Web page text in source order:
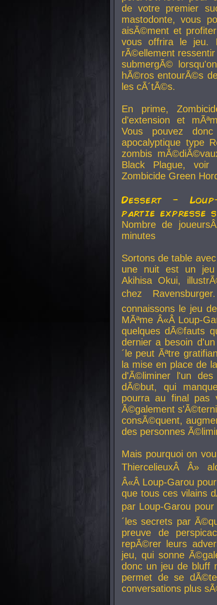
de votre premier
mastodonte, vous
aisÃ©ment et
vous offrira le jeu.
rÃ©ellement
submergÃ©
hÃ©ros entourÃ©s
les cÃ´tÃ©s.
En prime,
d'extension et
Vous pouvez
apocalyptique type
zombis
Black Plague,
Zombicide Green
Dessert -
partie expresse
Nombre de
minutes
Sortons de table
une nuit est un
Akihisa Okui,
chez
connaissons le jeu
MÃªme Â«Â Loup-
quelques dÃ©fauts
dernier a besoin
´le peut Ãªtre
la mise en place de
d'Ã©liminer l'un
dÃ©but, qui
pourra au final pas
Ã©galement
consÃ©quent,
des personnes
Mais pourquoi on
ThiercelieuxÂ Â»
Â«Â Loup-Garou
que tous ces vilains
par Loup-Garou
´les secrets par
preuve de
repÃ©rer leurs
jeu, qui sonne
donc un jeu de bluff
permet de se
conversations plus